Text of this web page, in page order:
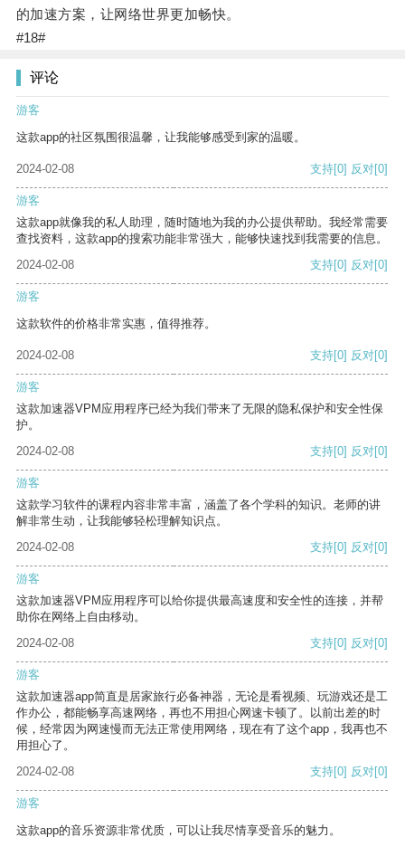
的加速方案，让网络世界更加畅快。
#18#
评论
游客
这款app的社区氛围很温馨，让我能够感受到家的温暖。
2024-02-08 支持[0] 反对[0]
游客
这款app就像我的私人助理，随时随地为我的办公提供帮助。我经常需要
查找资料，这款app的搜索功能非常强大，能够快速找到我需要的信息。
2024-02-08
支持[0] 反对[0]
游客
这款软件的价格非常实惠，值得推荐。
2024-02-08 支持[0] 反对[0]
游客
这款加速器VPM应用程序已经为我们带来了无限的隐私保护和安全性保
护。
2024-02-08
支持[0] 反对[0]
游客
这款学习软件的课程内容非常丰富，涵盖了各个学科的知识。老师的讲
解非常生动，让我能够轻松理解知识点。
2024-02-08
支持[0] 反对[0]
游客
这款加速器VPM应用程序可以给你提供最高速度和安全性的连接，并帮
助你在网络上自由移动。
2024-02-08
支持[0] 反对[0]
游客
这款加速器app简直是居家旅行必备神器，无论是看视频、玩游戏还是工
作办公，都能畅享高速网络，再也不用担心网速卡顿了。以前出差的时
候，经常因为网速慢而无法正常使用网络，现在有了这个app，我再也不
用担心了。
2024-02-08
支持[0] 反对[0]
游客
这款app的音乐资源非常优质，可以让我尽情享受音乐的魅力。